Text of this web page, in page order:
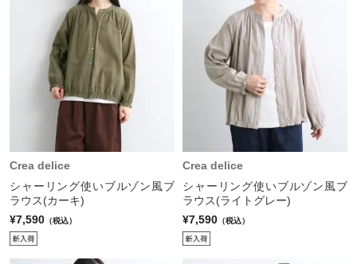
Crea delice
シャーリング使いブルゾン風ブ
ラウス(カーキ)
¥7,590 （税込）
Crea delice
シャーリング使いブルゾン風ブ
ラウス(ライトグレー)
¥7,590 （税込）